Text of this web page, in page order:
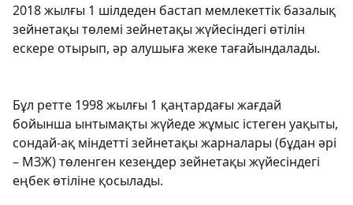
2018 жылғы 1 шілдеден бастап мемлекеттік базалық
зейнетақы төлемі зейнетақы жүйесіндегі өтілін
ескере отырып, әр алушыға жеке тағайындалады.
Бұл ретте 1998 жылғы 1 қаңтардағы жағдай
бойынша ынтымақты жүйеде жұмыс істеген уақыты,
сондай-ақ міндетті зейнетақы жарналары (бұдан әрі
– МЗЖ) төленген кезеңдер зейнетақы жүйесіндегі
еңбек өтіліне қосылады.